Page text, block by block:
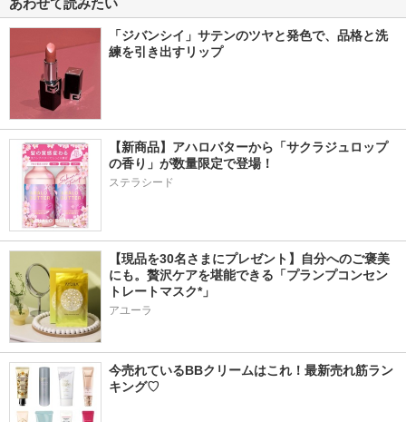
あわせて読みたい
「ジバンシイ」サテンのツヤと発色で、品格と洗
練を引き出すリップ
【新商品】アハロバターから「サクラジュロップ
の香り」が数量限定で登場！
ステラシード
【現品を30名さまにプレゼント】自分へのご褒美
にも。贅沢ケアを堪能できる「プランプコンセン
トレートマスク*」
アユーラ
今売れているBBクリームはこれ！最新売れ筋ラン
キング♡